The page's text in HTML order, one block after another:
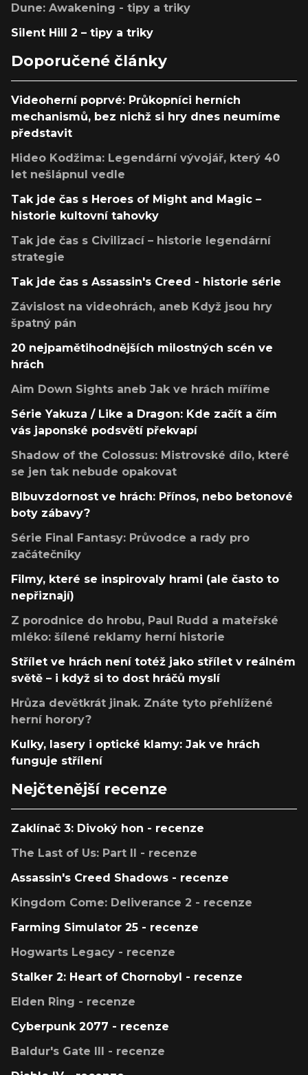
Dune: Awakening - tipy a triky
Silent Hill 2 – tipy a triky
Doporučené články
Videoherní poprvé: Průkopníci herních
mechanismů, bez nichž si hry dnes neumíme
představit
Hideo Kodžima: Legendární vývojář, který 40
let nešlápnul vedle
Tak jde čas s Heroes of Might and Magic –
historie kultovní tahovky
Tak jde čas s Civilizací – historie legendární
strategie
Tak jde čas s Assassin's Creed - historie série
Závislost na videohrách, aneb Když jsou hry
špatný pán
20 nejpamětihodnějších milostných scén ve
hrách
Aim Down Sights aneb Jak ve hrách míříme
Série Yakuza / Like a Dragon: Kde začít a čím
vás japonské podsvětí překvapí
Shadow of the Colossus: Mistrovské dílo, které
se jen tak nebude opakovat
Blbuvzdornost ve hrách: Přínos, nebo betonové
boty zábavy?
Série Final Fantasy: Průvodce a rady pro
začátečníky
Filmy, které se inspirovaly hrami (ale často to
nepřiznají)
Z porodnice do hrobu, Paul Rudd a mateřské
mléko: šílené reklamy herní historie
Střílet ve hrách není totéž jako střílet v reálném
světě – i když si to dost hráčů myslí
Hrůza devětkrát jinak. Znáte tyto přehlížené
herní horory?
Kulky, lasery i optické klamy: Jak ve hrách
funguje střílení
Nejčtenější recenze
Zaklínač 3: Divoký hon - recenze
The Last of Us: Part II - recenze
Assassin's Creed Shadows - recenze
Kingdom Come: Deliverance 2 - recenze
Farming Simulator 25 - recenze
Hogwarts Legacy - recenze
Stalker 2: Heart of Chornobyl - recenze
Elden Ring - recenze
Cyberpunk 2077 - recenze
Baldur's Gate III - recenze